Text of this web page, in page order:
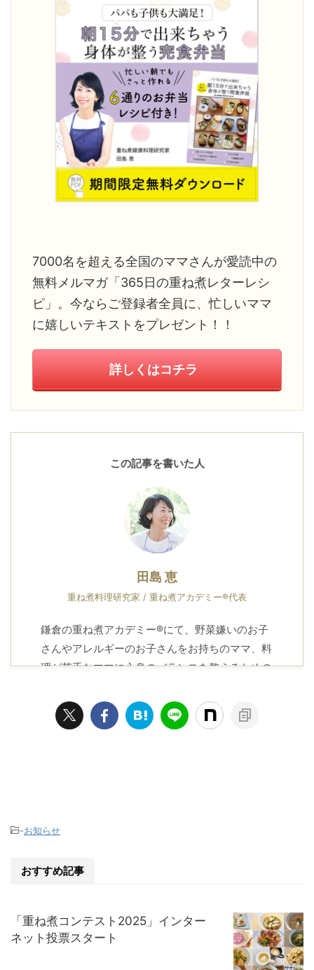
変化がありましたか？ 体調は良く
なると、以前の状態を忘れてしま
いますね。 1年前は顔が丸くて浮腫
んで ...
7000名を超える全国のママさんが愛読中の
無料メルマガ「365日の重ね煮レターレシ
ピ」。今ならご登録者全員に、忙しいママ
に嬉しいテキストをプレゼント！！
詳しくはコチラ
この記事を書いた人
田島 恵
重ね煮料理研究家 / 重ね煮アカデミー®代表
鎌倉の重ね煮アカデミー®にて、野菜嫌いのお子
さんやアレルギーのお子さんをお持ちのママ、料
理が苦手なママに心身のバランスを整えるための
プロフィール
-お知らせ
おすすめ記事
「重ね煮コンテスト2025」インター
ネット投票スタート